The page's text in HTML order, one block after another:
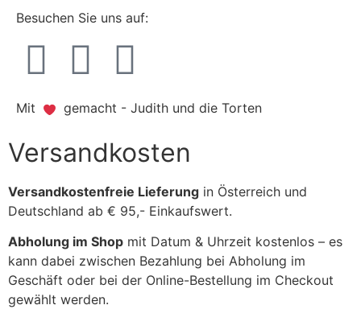
Besuchen Sie uns auf:
Mit gemacht - Judith und die Torten
Versandkosten
Versandkostenfreie Lieferung in Österreich und
Deutschland ab € 95,- Einkaufswert.
Abholung im Shop mit Datum & Uhrzeit kostenlos – es
kann dabei zwischen Bezahlung bei Abholung im
Geschäft oder bei der Online-Bestellung im Checkout
gewählt werden.